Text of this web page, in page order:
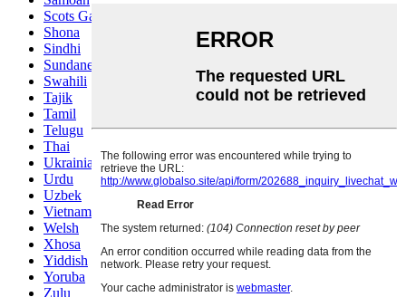
Scots Gaelic
Shona
Sindhi
Sundanese
Swahili
Tajik
Tamil
Telugu
Thai
Ukrainian
Urdu
Uzbek
Vietnamese
Welsh
Xhosa
Yiddish
Yoruba
Zulu